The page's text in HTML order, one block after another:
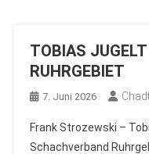
TOBIAS
RUHRGEBIET
7. Juni 2026
Frank Strozewski –
Schachverband